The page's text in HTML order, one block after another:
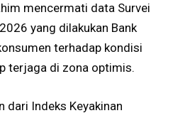
mencermati data Survei
yang dilakukan Bank
terhadap kondisi
terjaga di zona optimis.
dari Indeks Keyakinan